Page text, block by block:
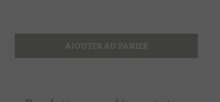
AJOUTER AU PANIER